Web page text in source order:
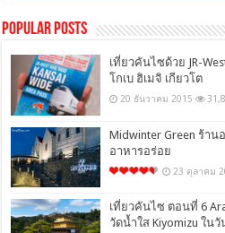
Popular Posts
เที่ยวคันไซด้วย JR-
โกเบ ฮิเมจิ เกียวโต
20 ธันวาคม 2015
Midwinter Green ร้า
อาหารอร่อย
23 ตุลาคม
เที่ยวคันไซ ตอนที่ 6
วัดน้ำใส Kiyomizu ในวั